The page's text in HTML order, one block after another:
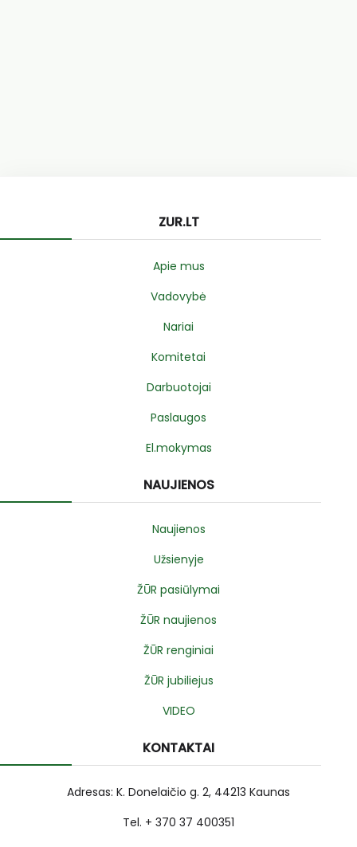
ZUR.LT
Apie mus
Vadovybė
Nariai
Komitetai
Darbuotojai
Paslaugos
El.mokymas
NAUJIENOS
Naujienos
Užsienyje
ŽŪR pasiūlymai
ŽŪR naujienos
ŽŪR renginiai
ŽŪR jubiliejus
VIDEO
KONTAKTAI
Adresas: K. Donelaičio g. 2, 44213 Kaunas
Tel. + 370 37 400351